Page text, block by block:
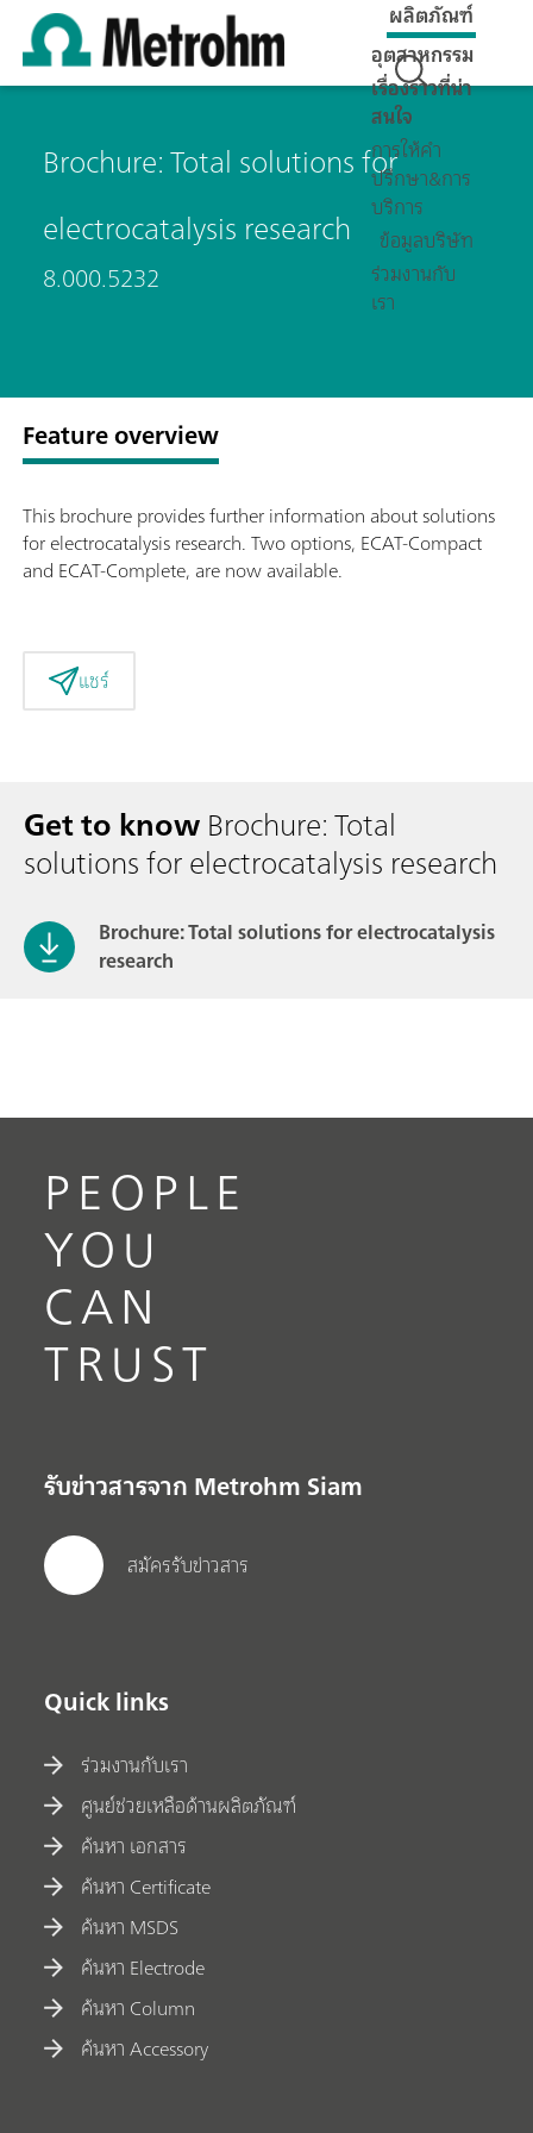
ผลิตภัณฑ์
อุตสาหกรรม
เรื่องราวที่น่า
สนใจ
การให้คำ
ปรึกษา&การ
บริการ
ข้อมูลบริษัท
ร่วมงานกับ
เรา
Brochure: Total solutions for
electrocatalysis research
8.000.5232
Feature overview
This brochure provides further information about solutions
for electrocatalysis research. Two options, ECAT-Compact
and ECAT-Complete, are now available.
แชร์
Get to knowBrochure: Total
solutions for electrocatalysis research
Brochure: Total solutions for electrocatalysis
research
PEOPLE
YOU
CAN
TRUST
รับข่าวสารจาก Metrohm Siam
สมัครรับข่าวสาร
Quick links
ร่วมงานกับเรา
ศูนย์ช่วยเหลือด้านผลิตภัณฑ์
ค้นหา เอกสาร
ค้นหา Certificate
ค้นหา MSDS
ค้นหา Electrode
ค้นหา Column
ค้นหา Accessory